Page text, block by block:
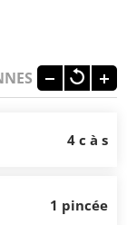
4 c à s
1 pincée